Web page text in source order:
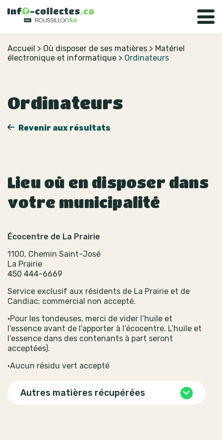
Accueil > Où disposer de ses matières > Matériel
électronique et informatique > Ordinateurs
Ordinateurs
Revenir aux résultats
Lieu où en disposer dans
votre municipalité
Écocentre de La Prairie
1100, Chemin Saint-José
La Prairie
450 444-6669
Service exclusif aux résidents de La Prairie et de
Candiac; commercial non accepté.
•Pour les tondeuses, merci de vider l’huile et
l’essence avant de l’apporter à l’écocentre. L’huile et
l’essence dans des contenants à part seront
acceptées).
•Aucun résidu vert accepté
Autres matières récupérées